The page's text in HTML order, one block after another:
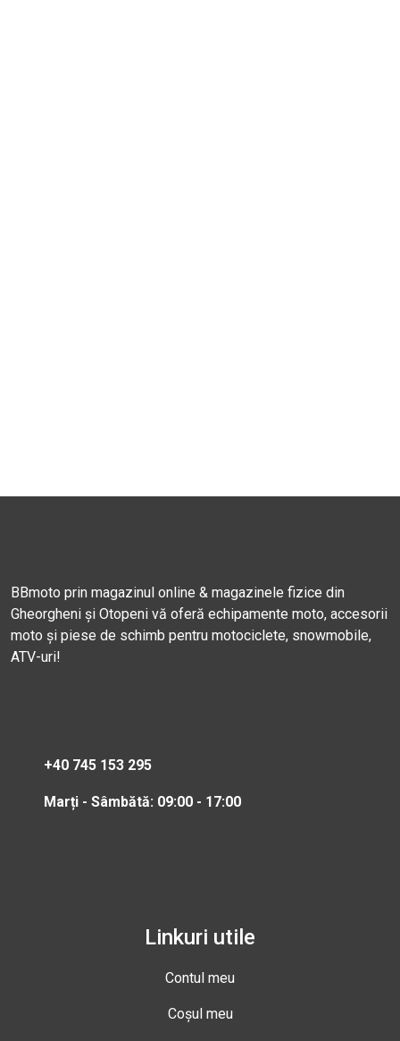
BBmoto prin magazinul online & magazinele fizice din
Gheorgheni și Otopeni vă oferă echipamente moto, accesorii
moto și piese de schimb pentru motociclete, snowmobile,
ATV-uri!
+40 745 153 295
Marți - Sâmbătă: 09:00 - 17:00
Linkuri utile
Contul meu
Coșul meu